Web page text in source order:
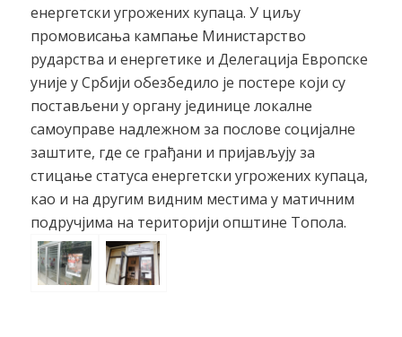
енергетски угрожених купаца. У циљу
промовисања кампање Министарство
рударства и енергетике и Делегација Европске
уније у Србији обезбедило је постере који су
постављени у органу јединице локалне
самоуправе надлежном за послове социјалне
заштите, где се грађани и пријављују за
стицање статуса енергетски угрожених купаца,
као и на другим видним местима у матичним
подручјима на територији општине Топола.